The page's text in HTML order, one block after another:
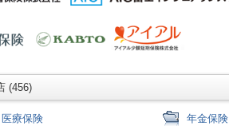
(456)
医療保険 年金保険